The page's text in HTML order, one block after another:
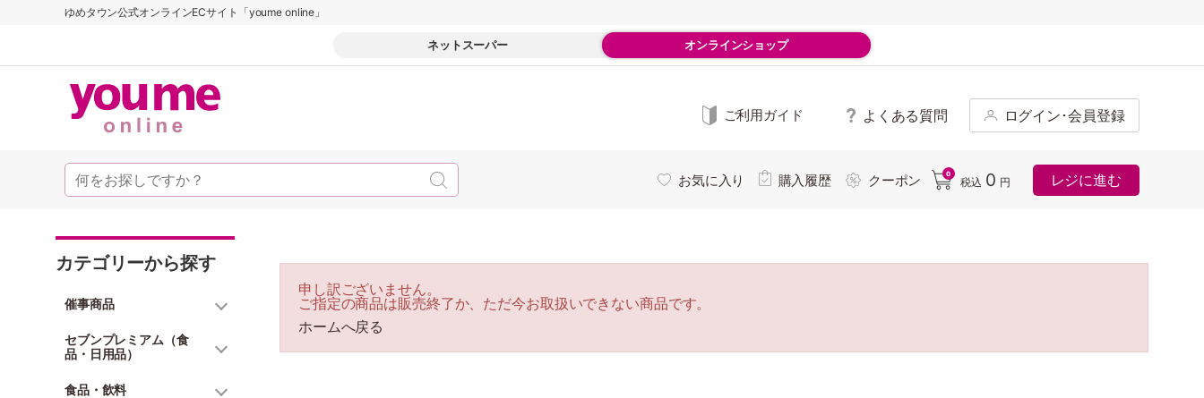
ゆめタウン公式オンラインECサイト「youme online」
ネットスーパー オンラインショップ
ご利用ガイド よくある質問 ログイン･会員登録
お気に入り 購入履歴 クーポン 0
税込 0 円 レジに進む
カテゴリーから探す
催事商品
セブンプレミアム（食
品・日用品）
食品・飲料
申し訳ございません。
ご指定の商品は販売終了か、ただ今お取扱いできない商品です。
ホームへ戻る